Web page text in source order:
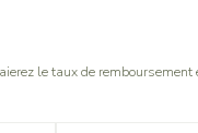
le taux de